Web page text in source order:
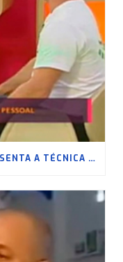
NA MÍDIA: BENY SCHICKLER APRESENTA A TÉCNICA NA REDE MINAS – 2020